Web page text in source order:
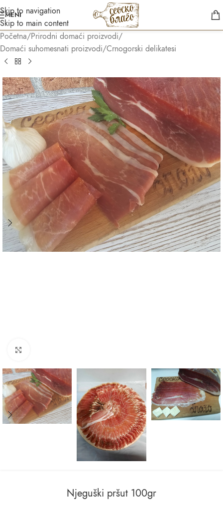
Skip to navigation
Skip to main content
MENI
Početna/Prirodni domaći proizvodi/
Domaći suhomesnati proizvodi/Crnogorski delikatesi
Njeguški pršut 100gr
Asistent
● Dostupan — Seosko blago